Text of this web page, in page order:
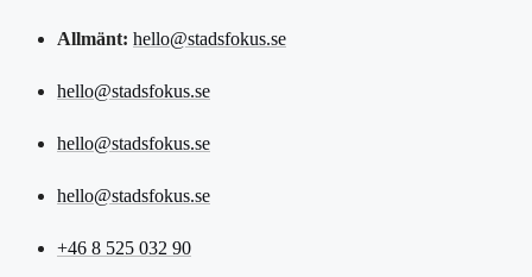
Allmänt: hello@stadsfokus.se
hello@stadsfokus.se
hello@stadsfokus.se
hello@stadsfokus.se
+46 8 525 032 90